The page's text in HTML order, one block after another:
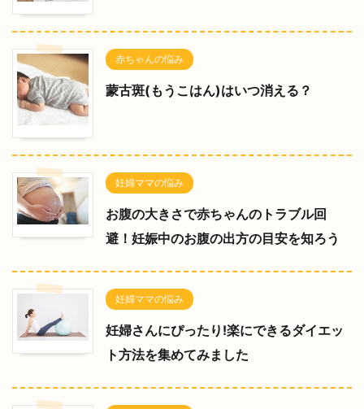
赤ちゃんの悩み
蒙古斑(もうこはん)はいつ消える？
妊婦ママの悩み
お腹の大きさで赤ちゃんのトラブル回
避！妊娠中のお腹の出方の目安を知ろう
妊婦ママの悩み
妊婦さんにぴったり!楽にできるダイエッ
ト方法を集めてみました